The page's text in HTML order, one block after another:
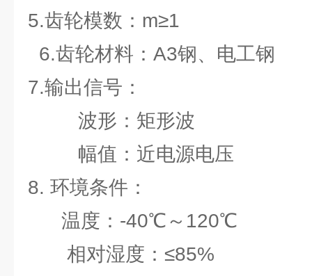
5.齿轮模数：m≥1
6.齿轮材料：A3钢、电工钢
7.输出信号：
波形：矩形波
幅值：近电源电压
8. 环境条件：
温度：-40℃～120℃
相对湿度：≤85%